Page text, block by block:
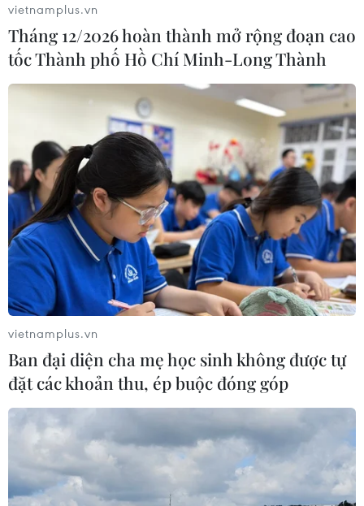
CƠ QUAN CHỦ QUẢN: THÔNG TẤN XÃ VIỆT NAM
Tổng Biên tập: TRẦN TIẾN DUẨN
Phó Tổng Biên tập: NGUYỄN THỊ TÁM, KHÚC THANH
THỦY
Sở hữu trí tuệ
Quy định sử dụng
RSS
Hỗ trợ
Ngôn ngữ
TTXVN
Dịch vụ tin
Quảng cáo
cấp ngày 11/9/2008.
Quảng cáo: Phó TBT Nguyễn Thị Tám: 093.5958688, Email:
tamvna@gmail.com
Điện thoại: (024) 39411349 - (024) 39411348, Fax: (024)
vietnamplus.vn
Tháng 12/2026 hoàn thành mở rộng đoạn cao
tốc Thành phố Hồ Chí Minh-Long Thành
vietnamplus.vn
Ban đại diện cha mẹ học sinh không được tự
đặt các khoản thu, ép buộc đóng góp